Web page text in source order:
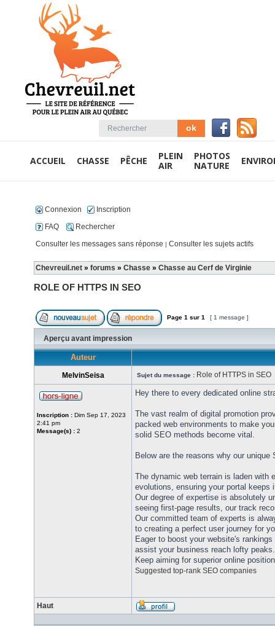
ACCUEIL CHASSE PÊCHE
PLEIN
AIR
PHOTOS
NATURE
Connexion
Inscription
FAQ
Rechercher
Consulter les messages sans réponse | Consulter les sujets actifs
Chevreuil.net » forums » Chasse » Chasse au Cerf de Virginie
ROLE OF HTTPS IN SEO
Page 1 sur 1 [ 1 message ]
Aperçu avant impression
Auteur
MelvinSeisa Sujet du message : Role of HTTPS in SEO
Inscription : Dim Sep 17, 2023
2:41 pm
Message(s) : 2
Hey there to every dedicated online
The vast realm of digital promotion
packed web environments to make
solid SEO methods become vital.
Below are the reasons why our
The dynamic web terrain is laden with
evolutions, ensuring your portal
Our degree of expertise is absolutely
seeing first-page results, our track
Our committed team of experts is
to creating a perfect user journey for
Eager to boost your website's
assist your business reach lofty peaks.
Keep aiming for superior online
Suggested top-rank SEO companies
Haut